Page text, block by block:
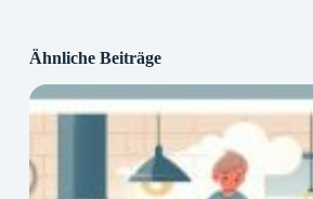
Ähnliche Beiträge